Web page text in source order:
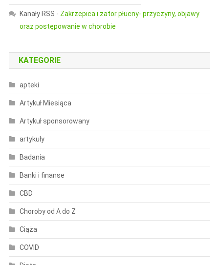
Kanały RSS - Zakrzepica i zator płucny- przyczyny, objawy
oraz postępowanie w chorobie
KATEGORIE
apteki
Artykuł Miesiąca
Artykuł sponsorowany
artykuły
Badania
Banki i finanse
CBD
Choroby od A do Z
Ciąża
COVID